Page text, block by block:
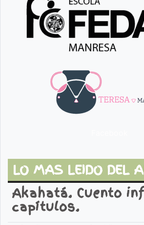
LO MAS LEIDO DEL
Akahatá. Cuento
capítulos.